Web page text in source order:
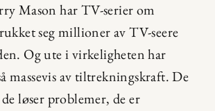
Mason har TV-serier om
seg millioner av TV-seere
Og ute i virkeligheten har
massevis av tiltrekningskraft. De
løser problemer, de er